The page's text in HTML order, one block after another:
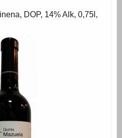
DOP, 14% Alk, 0,75l,